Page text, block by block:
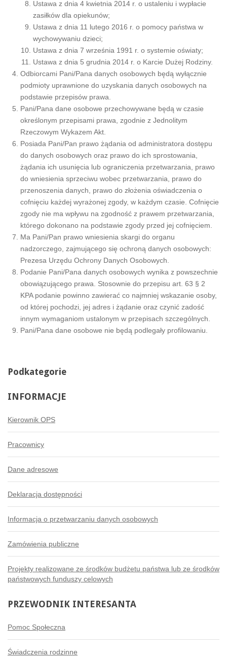
Ustawa z dnia 4 kwietnia 2014 r. o ustaleniu i wypłacie
zasiłków dla opiekunów;
Ustawa z dnia 11 lutego 2016 r. o pomocy państwa w
wychowywaniu dzieci;
Ustawa z dnia 7 września 1991 r. o systemie oświaty;
Ustawa z dnia 5 grudnia 2014 r. o Karcie Dużej Rodziny.
Odbiorcami Pani/Pana danych osobowych będą wyłącznie
podmioty uprawnione do uzyskania danych osobowych na
podstawie przepisów prawa.
Pani/Pana dane osobowe przechowywane będą w czasie
określonym przepisami prawa, zgodnie z Jednolitym
Rzeczowym Wykazem Akt.
Posiada Pani/Pan prawo żądania od administratora dostępu
do danych osobowych oraz prawo do ich sprostowania,
żądania ich usunięcia lub ograniczenia przetwarzania, prawo
do wniesienia sprzeciwu wobec przetwarzania, prawo do
przenoszenia danych, prawo do złożenia oświadczenia o
cofnięciu każdej wyrażonej zgody, w każdym czasie. Cofnięcie
zgody nie ma wpływu na zgodność z prawem przetwarzania,
którego dokonano na podstawie zgody przed jej cofnięciem.
Ma Pani/Pan prawo wniesienia skargi do organu
nadzorczego, zajmującego się ochroną danych osobowych:
Prezesa Urzędu Ochrony Danych Osobowych.
Podanie Pani/Pana danych osobowych wynika z powszechnie
obowiązującego prawa. Stosownie do przepisu art. 63 § 2
KPA podanie powinno zawierać co najmniej wskazanie osoby,
od której pochodzi, jej adres i żądanie oraz czynić zadość
innym wymaganiom ustalonym w przepisach szczególnych.
Pani/Pana dane osobowe nie będą podlegały profilowaniu.
Podkategorie
INFORMACJE
Kierownik OPS
Pracownicy
Dane adresowe
Deklaracja dostępności
Informacja o przetwarzaniu danych osobowych
Zamówienia publiczne
Projekty realizowane ze środków budżetu państwa lub ze środków
państwowych funduszy celowych
PRZEWODNIK INTERESANTA
Pomoc Społeczna
Świadczenia rodzinne